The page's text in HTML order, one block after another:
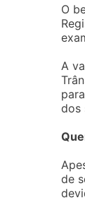
O
A
dos
de